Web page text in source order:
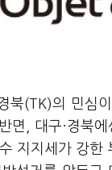
북(TK)의 민심
, 대구·경북
지지세가 강한